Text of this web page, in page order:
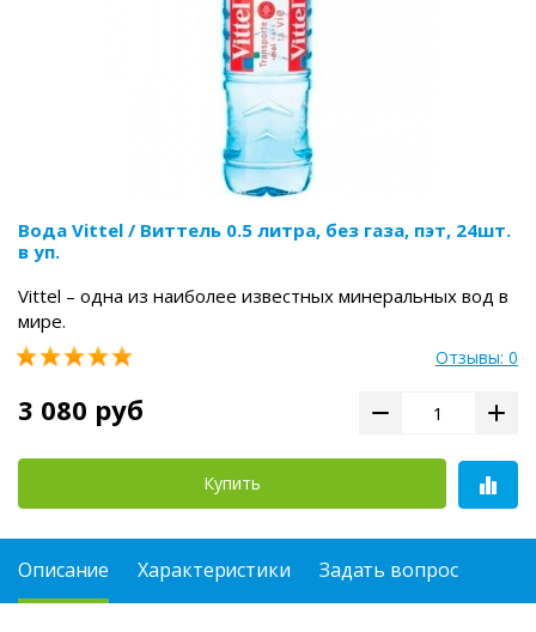
Вода Vittel / Виттель 0.5 литра, без газа, пэт, 24шт.
в уп.
Vittel – одна из наиболее известных минеральных вод в
мире.
Отзывы: 0
3 080 руб
Купить
Описание Характеристики Задать вопрос